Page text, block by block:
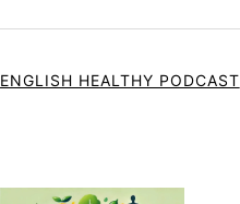
ENGLISH HEALTHY PODCAST